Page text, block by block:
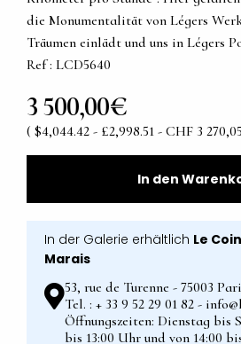
die Monumentalität von Légers
Träumen einlädt und uns in Légers
Ref : LCD5640
3 500,00€
( $4,044.42 - £2,998.51 - CHF 3
In den
In der Galerie erhältlich Le
Marais
53, rue de Turenne - 75003
Tel. : + 33 9 52 29 01 82 -
Öffnungszeiten: Dienstag bis
bis 13:00 Uhr und von 14:00